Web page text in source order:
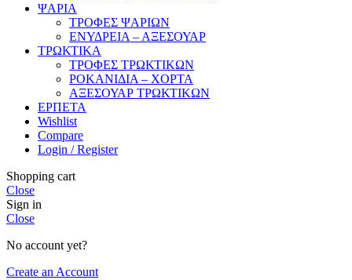
ΨΑΡΙΑ
ΤΡΟΦΕΣ ΨΑΡΙΩΝ
ΕΝΥΔΡΕΙΑ – ΑΞΕΣΟΥΑΡ
ΤΡΩΚΤΙΚΑ
ΤΡΟΦΕΣ ΤΡΩΚΤΙΚΩΝ
ΡΟΚΑΝΙΔΙΑ – ΧΟΡΤΑ
ΑΞΕΣΟΥΑΡ ΤΡΩΚΤΙΚΩΝ
ΕΡΠΕΤΑ
Wishlist
Compare
Login / Register
Shopping cart
Close
Sign in
Close
No account yet?
Create an Account